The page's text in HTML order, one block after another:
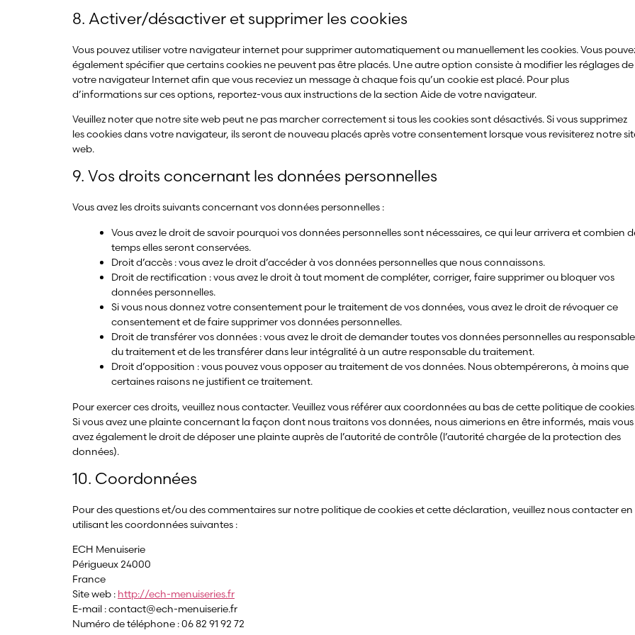
8. Activer/désactiver et supprimer les cookies
Vous pouvez utiliser votre navigateur internet pour supprimer automatiquement ou manuellement les cookies. Vous
également spécifier que certains cookies ne peuvent pas être placés. Une autre option consiste à modifier les réglages de
votre navigateur Internet afin que vous receviez un message à chaque fois qu’un cookie est placé. Pour plus
d’informations sur ces options, reportez-vous aux instructions de la section Aide de votre navigateur.
Veuillez noter que notre site web peut ne pas marcher correctement si tous les cookies sont désactivés. Si vous supprimez
les cookies dans votre navigateur, ils seront de nouveau placés après votre consentement lorsque vous revisiterez notre
web.
9. Vos droits concernant les données personnelles
Vous avez les droits suivants concernant vos données personnelles :
Vous avez le droit de savoir pourquoi vos données personnelles sont nécessaires, ce qui leur arrivera et combien
temps elles seront conservées.
Droit d’accès : vous avez le droit d’accéder à vos données personnelles que nous connaissons.
Droit de rectification : vous avez le droit à tout moment de compléter, corriger, faire supprimer ou bloquer vos
données personnelles.
Si vous nous donnez votre consentement pour le traitement de vos données, vous avez le droit de révoquer ce
consentement et de faire supprimer vos données personnelles.
Droit de transférer vos données : vous avez le droit de demander toutes vos données personnelles au responsable
du traitement et de les transférer dans leur intégralité à un autre responsable du traitement.
Droit d’opposition : vous pouvez vous opposer au traitement de vos données. Nous obtempérerons, à moins que
certaines raisons ne justifient ce traitement.
Pour exercer ces droits, veuillez nous contacter. Veuillez vous référer aux coordonnées au bas de cette politique de
Si vous avez une plainte concernant la façon dont nous traitons vos données, nous aimerions en être informés, mais vous
avez également le droit de déposer une plainte auprès de l’autorité de contrôle (l’autorité chargée de la protection des
données).
10. Coordonnées
Pour des questions et/ou des commentaires sur notre politique de cookies et cette déclaration, veuillez nous contacter en
utilisant les coordonnées suivantes :
ECH Menuiserie
Périgueux 24000
France
Site web : http://ech-menuiseries.fr
E-mail :contact@ech-menuiserie.fr
Numéro de téléphone : 06 82 91 92 72